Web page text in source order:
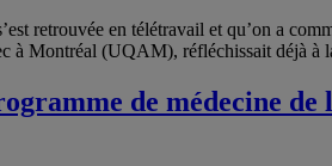
retrouvée en télétravail et qu’on a
à Montréal (UQAM), réfléchissait déjà
de médecine de